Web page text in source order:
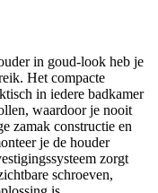
in goud-look heb je
Het compacte
in iedere badkamer
waardoor je nooit
zamak constructie en
je de houder
zorgt
schroeven,